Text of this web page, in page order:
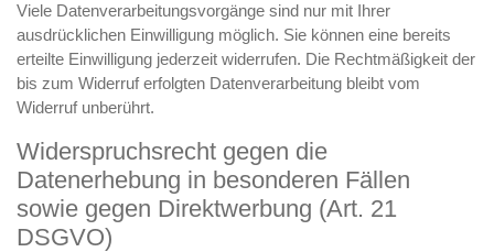
Viele Datenverarbeitungsvorgänge sind nur mit Ihrer
ausdrücklichen Einwilligung möglich. Sie können eine bereits
erteilte Einwilligung jederzeit widerrufen. Die Rechtmäßigkeit der
bis zum Widerruf erfolgten Datenverarbeitung bleibt vom
Widerruf unberührt.
Widerspruchsrecht gegen die
Datenerhebung in besonderen Fällen
sowie gegen Direktwerbung (Art. 21
DSGVO)